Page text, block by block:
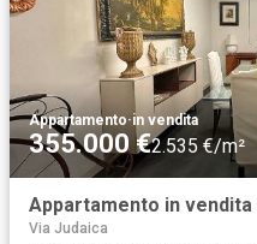
Appartamento·in vendita
355.000 €2.535 €/m²
Appartamento in vendita
Via Judaica